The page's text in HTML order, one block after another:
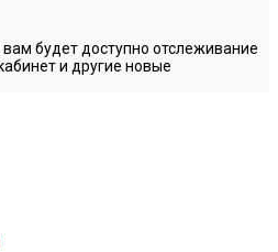
вам будет доступно отслеживание
и другие новые